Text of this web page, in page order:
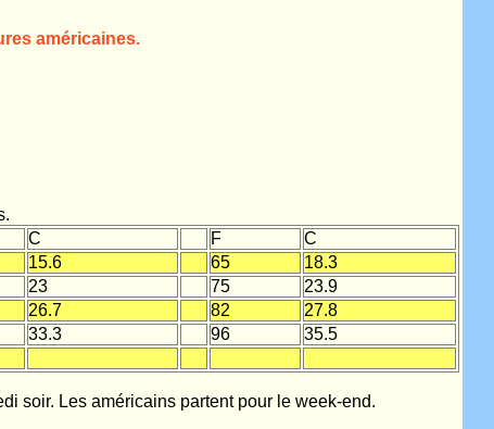
américaines.
C F
C
15.6 65
18.3
23 75
23.9
26.7 82
27.8
33.3 96
35.5
soir. Les américains partent pour le week-end.